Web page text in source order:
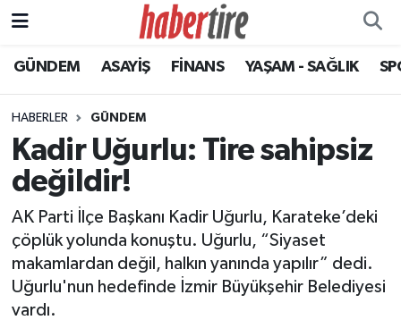
GÜNDEM ASAYİŞ FİNANS YAŞAM - SAĞLIK
HABERLER GÜNDEM
Kadir Uğurlu: Tire sahipsiz
değildir!
AK Parti İlçe Başkanı Kadir Uğurlu, Karateke’deki
çöplük yolunda konuştu. Uğurlu, “Siyaset
makamlardan değil, halkın yanında yapılır” dedi.
Uğurlu'nun hedefinde İzmir Büyükşehir Belediyesi
vardı.
Tire Nöbetçi Eczaneler
Tire Hava Durumu
Tire Trafik Yoğunluk Haritası
Süper Lig Puan Durumu ve Fikstür
Tüm Manşetler
Son Dakika Haberleri